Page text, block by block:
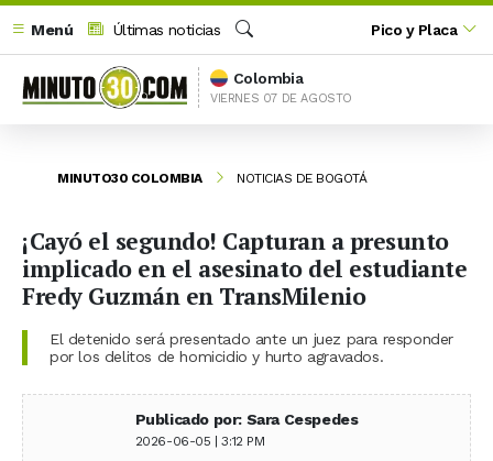
Menú
Últimas noticias
Buscar
Pico y Placa
Colombia
VIERNES 07 DE AGOSTO
MINUTO30 COLOMBIA NOTICIAS DE BOGOTÁ
¡Cayó el segundo! Capturan a presunto
implicado en el asesinato del estudiante
Fredy Guzmán en TransMilenio
El detenido será presentado ante un juez para responder
por los delitos de homicidio y hurto agravados.
Publicado por: Sara Cespedes
2026-06-05 | 3:12 PM